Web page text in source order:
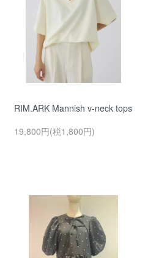
RIM.ARK Mannish v-neck tops
19,800円(税1,800円)